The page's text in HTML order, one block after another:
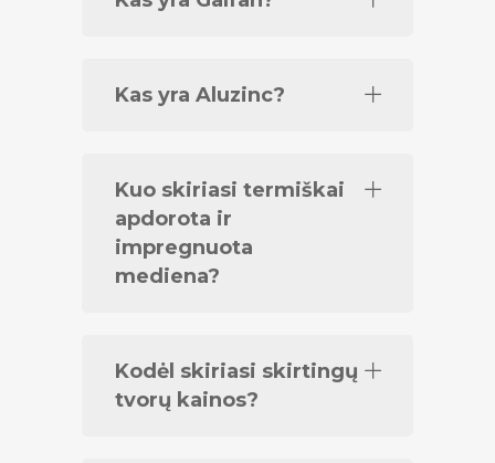
Kas yra Aluzinc?
Kuo skiriasi termiškai
apdorota ir
impregnuota
mediena?
Kodėl skiriasi skirtingų
tvorų kainos?